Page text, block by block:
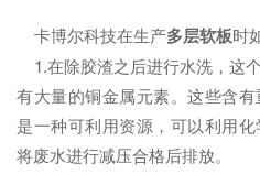
卡博尔科技在生产多层软板时
1.在除胶渣之后进行水洗，这
有大量的铜金属元素。这些含
是一种可利用资源，可以利用
将废水进行减压合格后排放。